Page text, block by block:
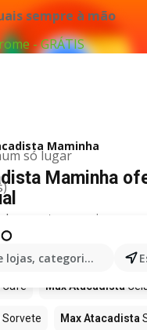
sempre à mão
- GRÁTIS
só lugar
lojas,
Maminha
Maminha
encontrar quaisquer
em Max
Café Max Atacadista
Sorvete Max Atacadista